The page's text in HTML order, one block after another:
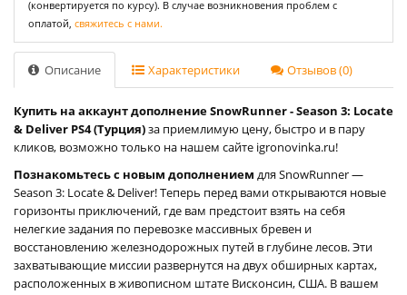
(конвертируется по курсу). В случае возникновения проблем с
оплатой, свяжитесь с нами.
Описание Характеристики Отзывов (0)
Купить на аккаунт дополнение SnowRunner - Season 3: Locate
& Deliver PS4 (Турция)за приемлимую цену, быстро и в пару
кликов, возможно только на нашем сайте igronovinka.ru!
Познакомьтесь с новым дополнением для SnowRunner —
Season 3: Locate & Deliver! Теперь перед вами открываются новые
горизонты приключений, где вам предстоит взять на себя
нелегкие задания по перевозке массивных бревен и
восстановлению железнодорожных путей в глубине лесов. Эти
захватывающие миссии развернутся на двух обширных картах,
расположенных в живописном штате Висконсин, США. В вашем